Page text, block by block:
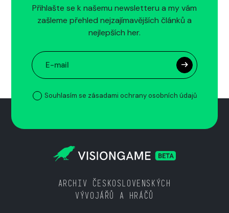
Přihlašte se k našemu newsletteru a my vám
zašleme přehled nejzajímavějších článků a
nejlepších her.
Souhlasím se zásadami ochrany osobních údajů
ARCHIV ČESKOSLOVENSKÝCH
VÝVOJÁŘŮ A HRÁČŮ